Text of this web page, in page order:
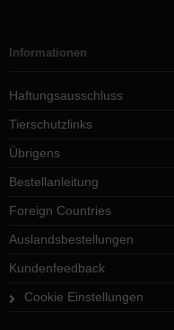
Informationen
Haftungsausschluss
Tierschutzlinks
Übrigens
Bestellanleitung
Foreign Countries
Auslandsbestellungen
Kundenfeedback
Cookie Einstellungen